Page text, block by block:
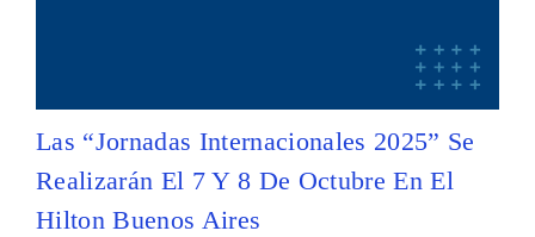
Las “Jornadas Internacionales 2025” Se
Realizarán El 7 Y 8 De Octubre En El
Hilton Buenos Aires